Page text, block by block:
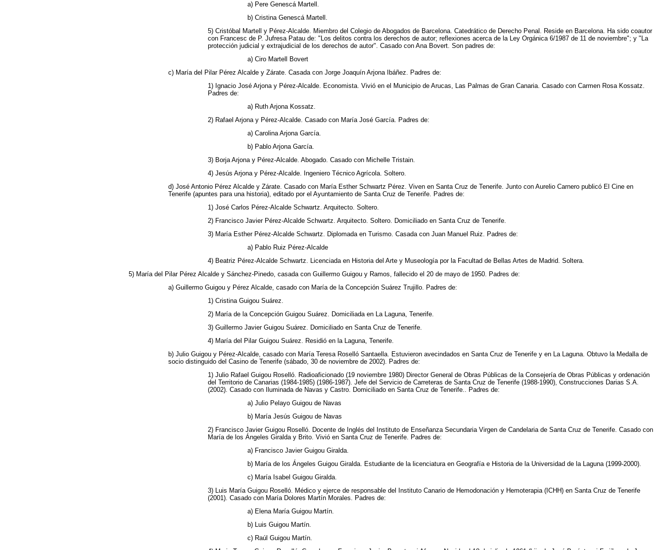
a) Pere Genescá Martell.
b) Cristina Genescá Martell.
5) Cristóbal Martell y Pérez-Alcalde. Miembro del Colegio de Abogados de Barcelona. Catedrático de Derecho Penal. Reside en Barcelona. Ha sido coautor
con Francesc de P. Jufresa Patau de: "Los delitos contra los derechos de autor; reflexiones acerca de la Ley Orgánica 6/1987 de 11 de noviembre"; y "La
protección judicial y extrajudicial de los derechos de autor". Casado con Ana Bovert. Son padres de:
a) Ciro Martell Bovert
c) María del Pilar Pérez Alcalde y Zárate. Casada con Jorge Joaquín Arjona Ibáñez. Padres de:
1) Ignacio José Arjona y Pérez-Alcalde. Economista. Vivió en el Municipio de Arucas, Las Palmas de Gran Canaria. Casado con Carmen Rosa Kossatz.
Padres de:
a) Ruth Arjona Kossatz.
2) Rafael Arjona y Pérez-Alcalde. Casado con María José García. Padres de:
a) Carolina Arjona García.
b) Pablo Arjona García.
3) Borja Arjona y Pérez-Alcalde. Abogado. Casado con Michelle Tristain.
4) Jesús Arjona y Pérez-Alcalde. Ingeniero Técnico Agrícola. Soltero.
d) José Antonio Pérez Alcalde y Zárate. Casado con María Esther Schwartz Pérez. Viven en Santa Cruz de Tenerife. Junto con Aurelio Carnero publicó El Cine en
Tenerife (apuntes para una historia), editado por el Ayuntamiento de Santa Cruz de Tenerife. Padres de:
1) José Carlos Pérez-Alcalde Schwartz. Arquitecto. Soltero.
2) Francisco Javier Pérez-Alcalde Schwartz. Arquitecto. Soltero. Domiciliado en Santa Cruz de Tenerife.
3) María Esther Pérez-Alcalde Schwartz. Diplomada en Turismo. Casada con Juan Manuel Ruiz. Padres de:
a) Pablo Ruiz Pérez-Alcalde
4) Beatriz Pérez-Alcalde Schwartz. Licenciada en Historia del Arte y Museología por la Facultad de Bellas Artes de Madrid. Soltera.
5) María del Pilar Pérez Alcalde y Sánchez-Pinedo, casada con Guillermo Guigou y Ramos, fallecido el 20 de mayo de 1950. Padres de:
a) Guillermo Guigou y Pérez Alcalde, casado con María de la Concepción Suárez Trujillo. Padres de:
1) Cristina Guigou Suárez.
2) María de la Concepción Guigou Suárez. Domiciliada en La Laguna, Tenerife.
3) Guillermo Javier Guigou Suárez. Domiciliado en Santa Cruz de Tenerife.
4) María del Pilar Guigou Suárez. Residió en la Laguna, Tenerife.
b) Julio Guigou y Pérez-Alcalde, casado con María Teresa Roselló Santaella. Estuvieron avecindados en Santa Cruz de Tenerife y en La Laguna. Obtuvo la Medalla de
socio distinguido del Casino de Tenerife (sábado, 30 de noviembre de 2002). Padres de:
1) Julio Rafael Guigou Roselló. Radioaficionado (19 noviembre 1980) Director General de Obras Públicas de la Consejería de Obras Públicas y ordenación
del Territorio de Canarias (1984-1985) (1986-1987). Jefe del Servicio de Carreteras de Santa Cruz de Tenerife (1988-1990), Construcciones Darias S.A.
(2002). Casado con Iluminada de Navas y Castro. Domiciliado en Santa Cruz de Tenerife.. Padres de:
a) Julio Pelayo Guigou de Navas
b) María Jesús Guigou de Navas
2) Francisco Javier Guigou Roselló. Docente de Inglés del Instituto de Enseñanza Secundaria Virgen de Candelaria de Santa Cruz de Tenerife. Casado con
María de los Ángeles Giralda y Brito. Vivió en Santa Cruz de Tenerife. Padres de:
a) Francisco Javier Guigou Giralda.
b) María de los Ángeles Guigou Giralda. Estudiante de la licenciatura en Geografía e Historia de la Universidad de la Laguna (1999-2000).
c) María Isabel Guigou Giralda.
3) Luis María Guigou Roselló. Médico y ejerce de responsable del Instituto Canario de Hemodonación y Hemoterapia (ICHH) en Santa Cruz de Tenerife
(2001). Casado con María Dolores Martín Morales. Padres de:
a) Elena María Guigou Martín.
b) Luis Guigou Martín.
c) Raúl Guigou Martín.